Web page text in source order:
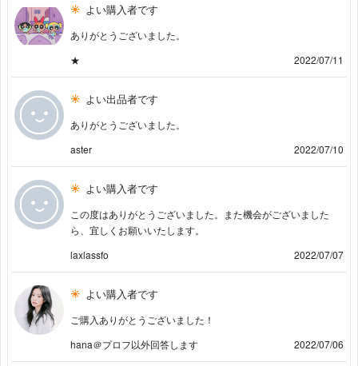
よい購入者です
ありがとうございました。
★
2022/07/11
よい出品者です
ありがとうございました。
aster
2022/07/10
よい購入者です
この度はありがとうございました。また機会がございました
ら、宜しくお願いいたします。
laxlassfo
2022/07/07
よい購入者です
ご購入ありがとうございました！
hana＠プロフ以外回答します
2022/07/06